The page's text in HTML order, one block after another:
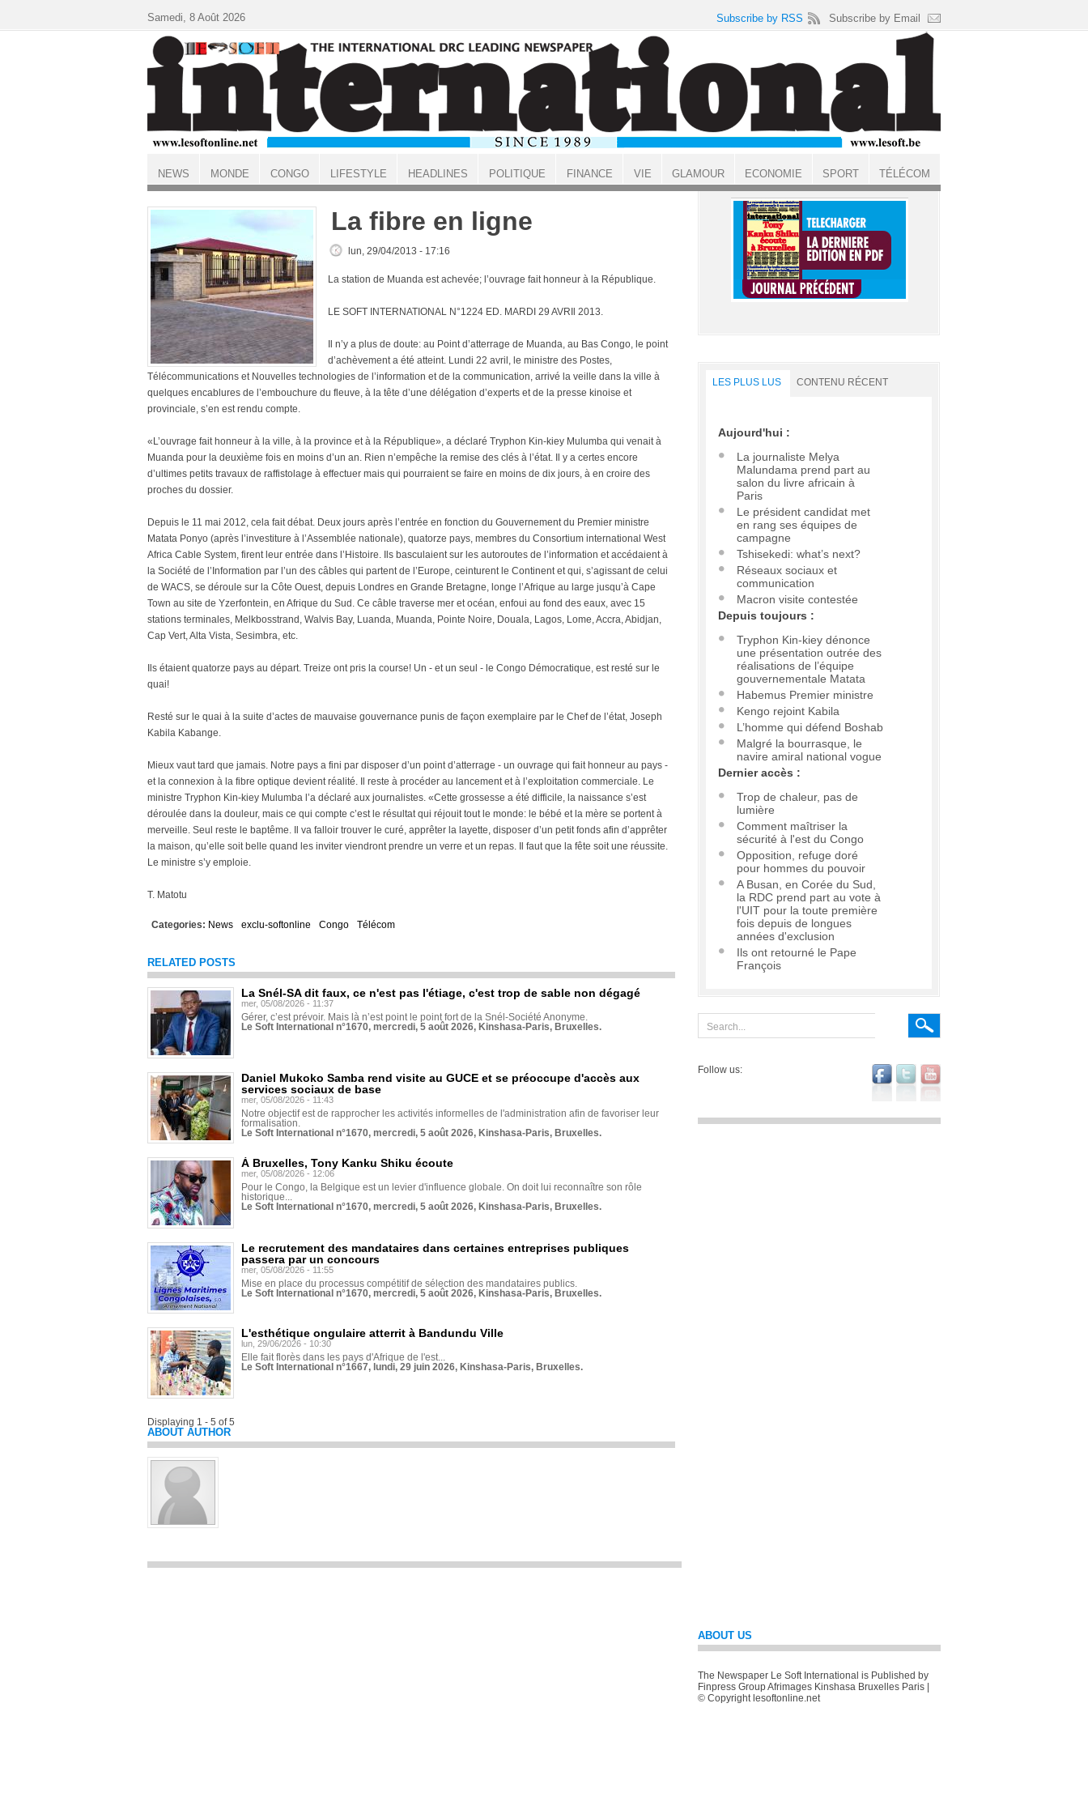
ACCUEIL
La fibre en ligne
lun, 29/04/2013 - 17:16
La station de Muanda est achevée; l’ouvrage fait honneur à la République.
LE SOFT INTERNATIONAL N°1224 ED. MARDI 29 AVRIl 2013.
Il n’y a plus de doute: au Point d’atterrage de Muanda, au Bas Congo, le point
d’achèvement a été atteint. Lundi 22 avril, le ministre des Postes,
Télécommunications et Nouvelles technologies de l’information et de la communication, arrivé la veille dans la ville à
quelques encablures de l’embouchure du fleuve, à la tête d’une délégation d’experts et de la presse kinoise et
provinciale, s’en est rendu compte.
«L’ouvrage fait honneur à la ville, à la province et à la République», a déclaré Tryphon Kin-kiey Mulumba qui venait à
Muanda pour la deuxième fois en moins d’un an. Rien n’empêche la remise des clés à l’état. Il y a certes encore
d’ultimes petits travaux de raffistolage à effectuer mais qui pourraient se faire en moins de dix jours, à en croire des
proches du dossier.
Depuis le 11 mai 2012, cela fait débat. Deux jours après l’entrée en fonction du Gouvernement du Premier ministre
Matata Ponyo (après l’investiture à l’Assemblée nationale), quatorze pays, membres du Consortium international West
Africa Cable System, firent leur entrée dans l’Histoire. Ils basculaient sur les autoroutes de l’information et accédaient à
la Société de l’Information par l’un des câbles qui partent de l’Europe, ceinturent le Continent et qui, s’agissant de celui
de WACS, se déroule sur la Côte Ouest, depuis Londres en Grande Bretagne, longe l’Afrique au large jusqu’à Cape
Town au site de Yzerfontein, en Afrique du Sud. Ce câble traverse mer et océan, enfoui au fond des eaux, avec 15
stations terminales, Melkbosstrand, Walvis Bay, Luanda, Muanda, Pointe Noire, Douala, Lagos, Lome, Accra, Abidjan,
Cap Vert, Alta Vista, Sesimbra, etc.
Ils étaient quatorze pays au départ. Treize ont pris la course! Un - et un seul - le Congo Démocratique, est resté sur le
quai!
Resté sur le quai à la suite d’actes de mauvaise gouvernance punis de façon exemplaire par le Chef de l’état, Joseph
Kabila Kabange.
Mieux vaut tard que jamais. Notre pays a fini par disposer d’un point d’atterrage - un ouvrage qui fait honneur au pays -
et la connexion à la fibre optique devient réalité. Il reste à procéder au lancement et à l’exploitation commerciale. Le
ministre Tryphon Kin-kiey Mulumba l’a déclaré aux journalistes. «Cette grossesse a été difficile, la naissance s’est
déroulée dans la douleur, mais ce qui compte c’est le résultat qui réjouit tout le monde: le bébé et la mère se portent à
merveille. Seul reste le baptême. Il va falloir trouver le curé, apprêter la layette, disposer d’un petit fonds afin d’apprêter
la maison, qu’elle soit belle quand les inviter viendront prendre un verre et un repas. Il faut que la fête soit une réussite.
Le ministre s’y emploie.
T. Matotu
Categories: News exclu-softonline Congo Télécom
RELATED POSTS
La Snél-SA dit faux, ce n'est pas l'étiage, c'est trop de sable non dégagé
mer, 05/08/2026 - 11:37
Gérer, c’est prévoir. Mais là n’est point le point fort de la Snél-Société Anonyme.
Le Soft International n°1670, mercredi, 5 août 2026, Kinshasa-Paris, Bruxelles.
Daniel Mukoko Samba rend visite au GUCE et se préoccupe d'accès aux
services sociaux de base
mer, 05/08/2026 - 11:43
Notre objectif est de rapprocher les activités informelles de l'administration afin de favoriser leur
formalisation.
Le Soft International n°1670, mercredi, 5 août 2026, Kinshasa-Paris, Bruxelles.
À Bruxelles, Tony Kanku Shiku écoute
mer, 05/08/2026 - 12:06
Pour le Congo, la Belgique est un levier d'influence globale. On doit lui reconnaître son rôle
historique...
Le Soft International n°1670, mercredi, 5 août 2026, Kinshasa-Paris, Bruxelles.
Le recrutement des mandataires dans certaines entreprises publiques
passera par un concours
mer, 05/08/2026 - 11:55
Mise en place du processus compétitif de sélection des mandataires publics.
Le Soft International n°1670, mercredi, 5 août 2026, Kinshasa-Paris, Bruxelles.
L'esthétique ongulaire atterrit à Bandundu Ville
lun, 29/06/2026 - 10:30
Elle fait florès dans les pays d'Afrique de l'est...
Le Soft International n°1667, lundi, 29 juin 2026, Kinshasa-Paris, Bruxelles.
Displaying 1 - 5 of 5
ABOUT AUTHOR
LES PLUS LUS CONTENU RÉCENT
Aujourd'hui :
La journaliste Melya
Malundama prend part au
salon du livre africain à
Paris
Le président candidat met
en rang ses équipes de
campagne
Tshisekedi: what’s next?
Réseaux sociaux et
communication
Macron visite contestée
Depuis toujours :
Tryphon Kin-kiey dénonce
une présentation outrée des
réalisations de l’équipe
gouvernementale Matata
Habemus Premier ministre
Kengo rejoint Kabila
L’homme qui défend Boshab
Malgré la bourrasque, le
navire amiral national vogue
Dernier accès :
Trop de chaleur, pas de
lumière
Comment maîtriser la
sécurité à l'est du Congo
Opposition, refuge doré
pour hommes du pouvoir
A Busan, en Corée du Sud,
la RDC prend part au vote à
l'UIT pour la toute première
fois depuis de longues
années d'exclusion
Ils ont retourné le Pape
François
Follow us:
ABOUT US
The Newspaper Le Soft International is Published by
Finpress Group Afrimages Kinshasa Bruxelles Paris |
© Copyright lesoftonline.net
Samedi, 8 Août 2026 Subscribe by RSS Subscribe by Email
NEWS MONDE CONGO LIFESTYLE HEADLINES POLITIQUE FINANCE VIE GLAMOUR ECONOMIE SPORT TÉLÉCOM